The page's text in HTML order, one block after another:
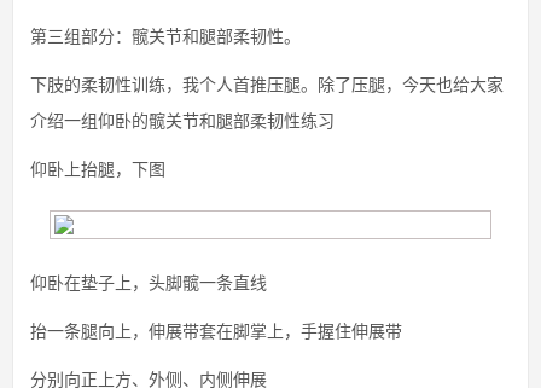
第三组部分：髋关节和腿部柔韧性。
下肢的柔韧性训练，我个人首推压腿。除了压腿，今天也给大家
介绍一组仰卧的髋关节和腿部柔韧性练习
仰卧上抬腿，下图
仰卧在垫子上，头脚髋一条直线
抬一条腿向上，伸展带套在脚掌上，手握住伸展带
分别向正上方、外侧、内侧伸展